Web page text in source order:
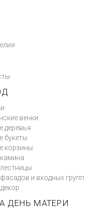
венки
деревья
букеты
корзины
и входных групп
ДЕНЬ МАТЕРИ